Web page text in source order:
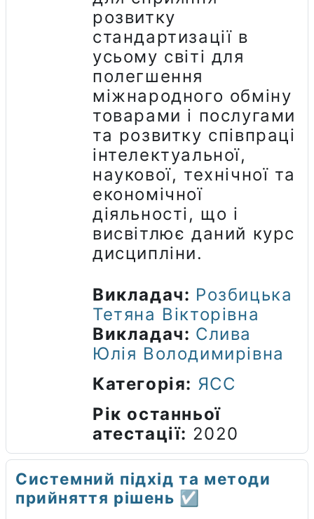
розвитку
стандартизації в
усьому світі для
полегшення
міжнародного обміну
товарами і послугами
та розвитку співпраці
інтелектуальної,
наукової, технічної та
економічної
діяльності, що і
висвітлює даний курс
дисципліни.
Викладач: Розбицька
Тетяна Вікторівна
Викладач: Слива
Юлія Володимирівна
Категорія: ЯСС
Рік останньої
атестації: 2020
Системний підхід та методи
прийняття рішень ☑️